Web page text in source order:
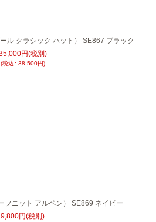
ル クラシック ハット） SE867 ブラック
円(税別)
(税込: 38,500円)
フニット アルペン） SE869 ネイビー
9,800円(税別)